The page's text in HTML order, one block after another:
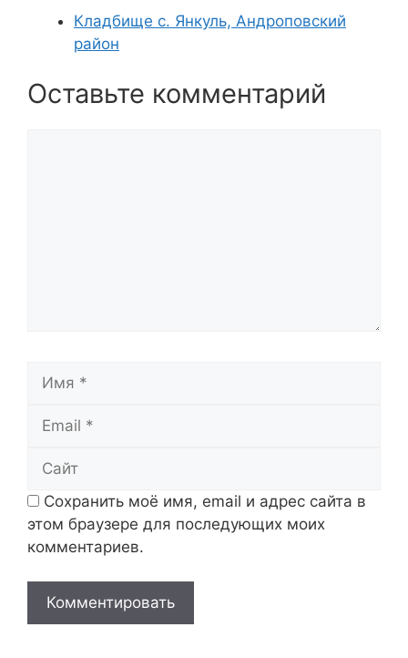
Кладбище с. Янкуль, Андроповский
район
Оставьте комментарий
Сохранить моё имя, email и адрес сайта в
этом браузере для последующих моих
комментариев.